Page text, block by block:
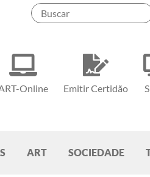
Online Emitir Certidão
ART SOCIEDADE